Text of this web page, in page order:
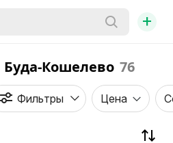
+
Кошелево 76
Фильтры Цена